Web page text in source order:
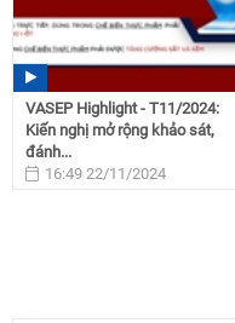
VASEP Highlight - T11/2024:
Kiến nghị mở rộng khảo sát,
đánh...
16:49 22/11/2024